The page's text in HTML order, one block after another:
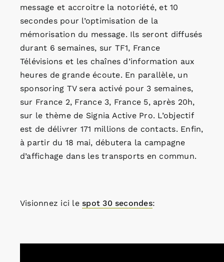
message et accroitre la notoriété, et 10
secondes pour l’optimisation de la
mémorisation du message. Ils seront diffusés
durant 6 semaines, sur TF1, France
Télévisions et les chaînes d’information aux
heures de grande écoute. En parallèle, un
sponsoring TV sera activé pour 3 semaines,
sur France 2, France 3, France 5, après 20h,
sur le thème de Signia Active Pro. L’objectif
est de délivrer 171 millions de contacts. Enfin,
à partir du 18 mai, débutera la campagne
d’affichage dans les transports en commun.
Visionnez ici lespot 30 secondes: